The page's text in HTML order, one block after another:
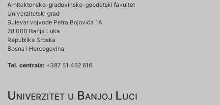
Arhitektonsko-građevinsko-geodetski fakultet
Univerzitetski grad
Bulevar vojvode Petra Bojovića 1A
78 000 Banja Luka
Republika Srpska
Bosna i Hercegovina
Tel. centrala: +387 51 462 616
Univerzitet u Banjoj Luci